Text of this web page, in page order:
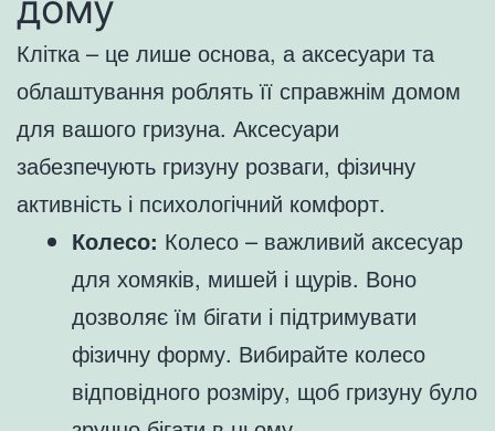
Клітка – це лише основа, а аксесуари та
облаштування роблять її справжнім домом
для вашого гризуна. Аксесуари
забезпечують гризуну розваги, фізичну
активність і психологічний комфорт.
Колесо: Колесо – важливий аксесуар
для хомяків, мишей і щурів. Воно
дозволяє їм бігати і підтримувати
фізичну форму. Вибирайте колесо
відповідного розміру, щоб гризуну було